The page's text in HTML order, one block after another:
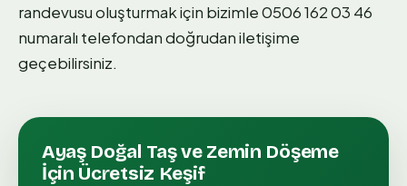
randevusu oluşturmak için bizimle 0506 162 03 46
numaralı telefondan doğrudan iletişime
geçebilirsiniz.
Ayaş Doğal Taş ve Zemin Döşeme
İçin Ücretsiz Keşif